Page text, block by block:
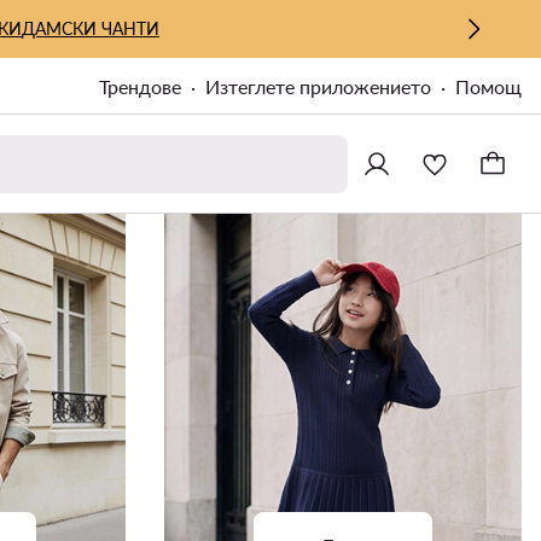
ДАМСКИ ЧАНТИ
Трендове Изтеглете приложението Помощ